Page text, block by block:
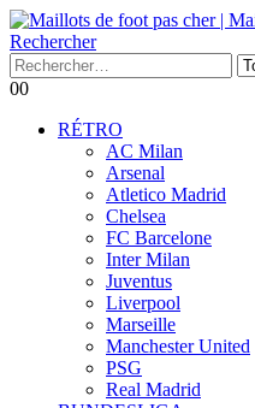
Rechercher
00
RÉTRO
AC Milan
Arsenal
Atletico Madrid
Chelsea
FC Barcelone
Inter Milan
Juventus
Liverpool
Marseille
Manchester United
PSG
Real Madrid